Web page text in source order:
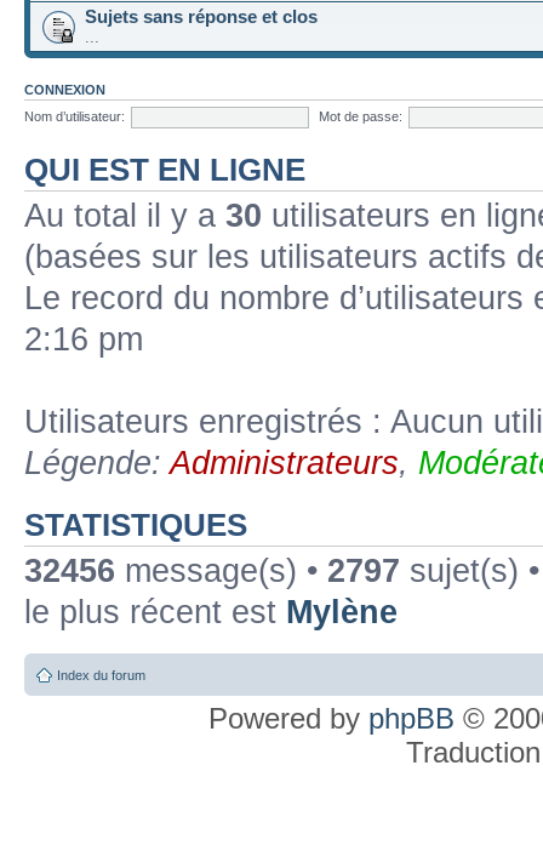
Sujets sans réponse et clos
...
CONNEXION
Nom d’utilisateur:
Mot de passe:
QUI EST EN LIGNE
Au total il y a 30 utilisateurs en
(basées sur les utilisateurs actifs
Le record du nombre
2:16 pm
Utilisateurs enregistrés : Aucun
Légende:Administrateurs,
STATISTIQUES
32456 message(s) • 2797 sujet(s)
le plus récent est Mylène
Index du forum
Powered by phpBB ©